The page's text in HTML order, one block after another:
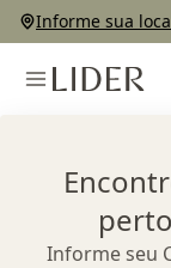
Informe sua
Informe seu